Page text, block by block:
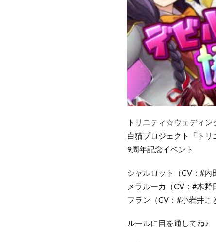
トリニティ☆ウェディン
白猫プロジェクト『ト
9周年記念イベント
シャルロット（CV：#内
メラルーカ（CV：#木野
フラン（CV：#小岩井こ
ルールに目を通してね♪